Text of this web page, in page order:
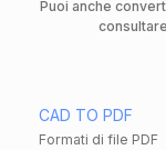
Puoi anche
CAD TO PDF
Formati di file PDF